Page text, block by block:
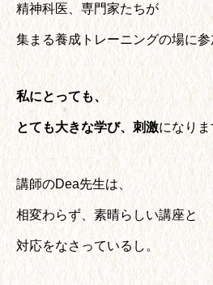
精神科医、専門家たちが
集まる養成トレーニングの場に参
私にとっても、
とても大きな学び、刺激になりま
講師のDea先生は、
相変わらず、素晴らしい講座と
対応をなさっているし。